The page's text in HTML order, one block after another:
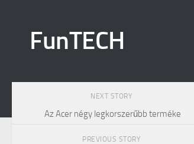
FunTECH
NEXT STORY
Az Acer négy legkorszerűbb terméke
PREVIOUS STORY